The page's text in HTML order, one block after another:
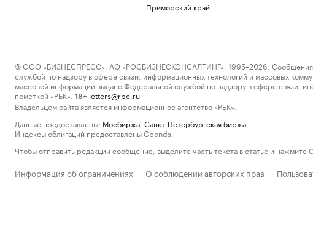
Приморский край
© ООО «БИЗНЕСПРЕСС», АО «РОСБИЗНЕСКОНСАЛТИНГ», 1995–2026. Сообщения и
службой по надзору в сфере связи, информационных технологий и массовых
массовой информации выдано Федеральной службой по надзору в сфере связи,
пометкой «РБК».
18+ letters@rbc.ru
Владельцем сайта является информационное агентство «РБК».
Данные предоставлены: Мосбиржа Санкт-Петербургская биржа
Индексы облигаций предоставлены Cbonds.
Чтобы отправить редакции сообщение, выделите часть текста в статье и нажмите
Информация об ограничениях · О соблюдении авторских прав ·